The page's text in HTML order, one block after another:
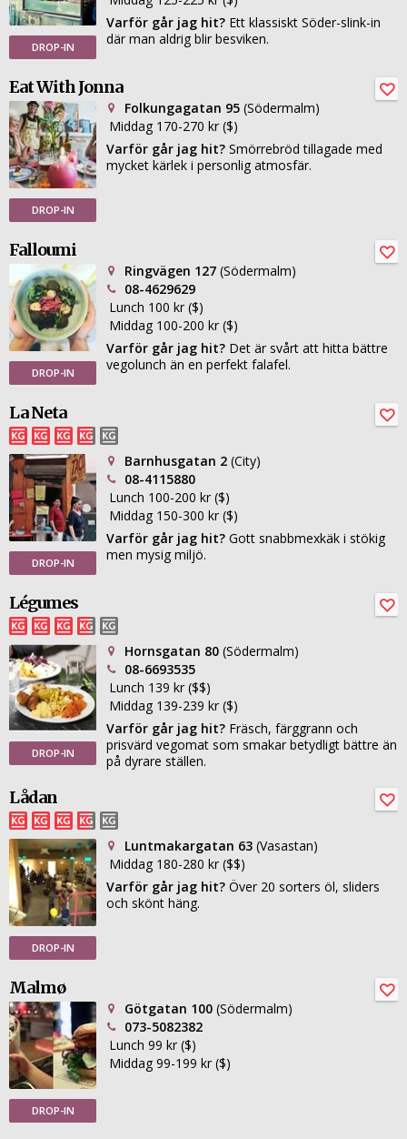
DROP-IN
Varför går jag hit? Ett klassiskt Söder-slink-in
där man aldrig blir besviken.
Eat With Jonna
DROP-IN
Folkungagatan 95 (Södermalm)
Middag 170-270 kr ($)
Varför går jag hit? Smörrebröd tillagade med
mycket kärlek i personlig atmosfär.
Falloumi
DROP-IN
Ringvägen 127 (Södermalm)
08-4629629
Lunch 100 kr ($)
Middag 100-200 kr ($)
Varför går jag hit? Det är svårt att hitta bättre
vegolunch än en perfekt falafel.
La Neta
DROP-IN
Barnhusgatan 2 (City)
08-4115880
Lunch 100-200 kr ($)
Middag 150-300 kr ($)
Varför går jag hit? Gott snabbmexkäk i stökig
men mysig miljö.
Légumes
DROP-IN
Hornsgatan 80 (Södermalm)
08-6693535
Lunch 139 kr ($$)
Middag 139-239 kr ($)
Varför går jag hit? Fräsch, färggrann och
prisvärd vegomat som smakar betydligt bättre än
på dyrare ställen.
Lådan
DROP-IN
Luntmakargatan 63 (Vasastan)
Middag 180-280 kr ($$)
Varför går jag hit? Över 20 sorters öl, sliders
och skönt häng.
Malmø
DROP-IN
Götgatan 100 (Södermalm)
073-5082382
Lunch 99 kr ($)
Middag 99-199 kr ($)